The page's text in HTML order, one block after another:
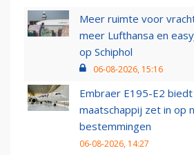
Meer ruimte voor
meer Lufthansa en
op Schiphol
06-08-2026, 15:16
Embraer E195-E2 biedt
maatschappij zet in op
bestemmingen
06-08-2026, 14:27